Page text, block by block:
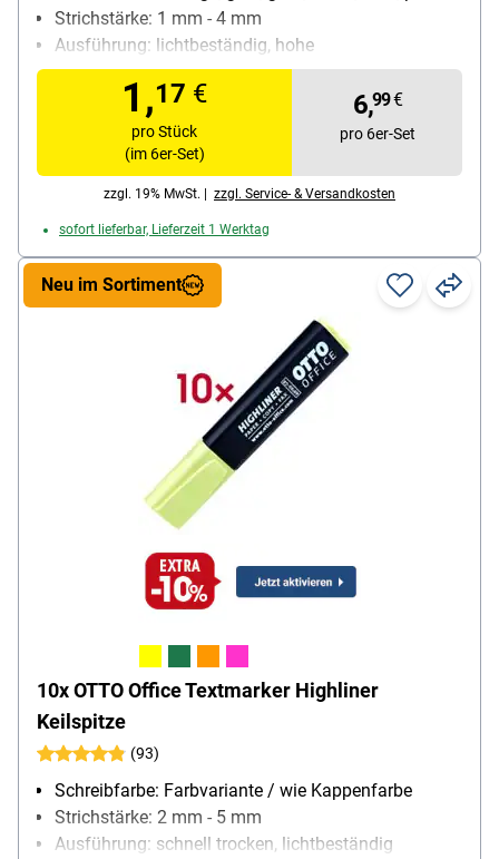
Strichstärke: 1 mm - 4 mm
Ausführung: lichtbeständig, hohe
Offenlagerfähigkeit
Besonderheiten: starke Leuchtkraft; bis zu 4
Stunden offenlagerfähig
Inhalt pro Pack: 6 Stück
1,17 €
pro Stück
(im 6er-Set)
6,99€
pro 6er-Set
zzgl. 19% MwSt. | zzgl. Service- & Versandkosten
sofort lieferbar, Lieferzeit 1 Werktag
10x OTTO Office Textmarker Highliner
Keilspitze
(93)
Schreibfarbe: Farbvariante / wie Kappenfarbe
Strichstärke: 2 mm - 5 mm
Ausführung: schnell trocken, lichtbeständig
Neu im Sortiment